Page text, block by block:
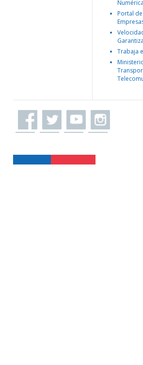
Portal
Trabaja